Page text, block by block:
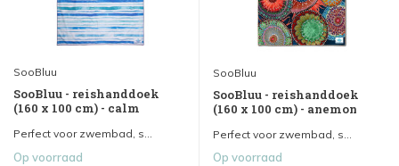
SooBluu
SooBluu - reishanddoek
(160 x 100 cm) - calm
Perfect voor zwembad, s...
Op voorraad
SooBluu
SooBluu - reishanddoek
(160 x 100 cm) - anemon
Perfect voor zwembad, s...
Op voorraad